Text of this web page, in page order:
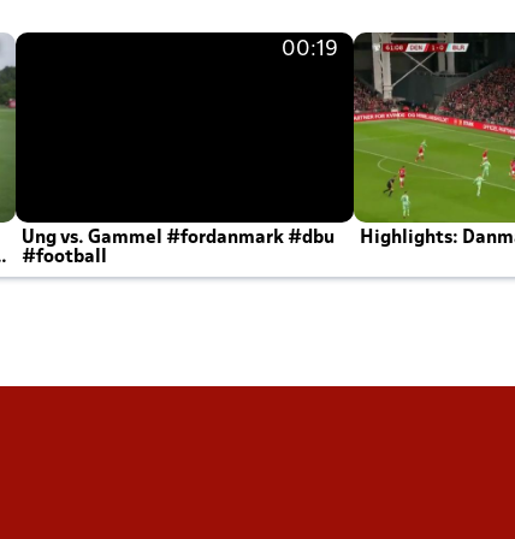
00:19
Ung vs. Gammel #fordanmark #dbu
#football
Highlights: